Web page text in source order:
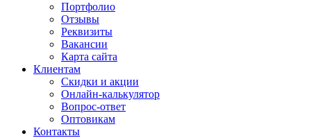
Портфолио
Отзывы
Реквизиты
Вакансии
Карта сайта
Клиентам
Скидки и акции
Онлайн-калькулятор
Вопрос-ответ
Оптовикам
Контакты